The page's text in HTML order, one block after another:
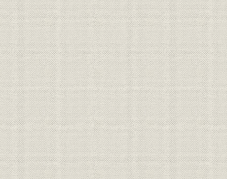
第2 職員管理制度
第3 財政資金と会計制度
第4 資材の調達
第2節 組織
第1 鉄道掛
第2 工部省鉄道寮
第3 工部省鉄道局
第4 内閣鉄道局
第5 内務省鉄道庁